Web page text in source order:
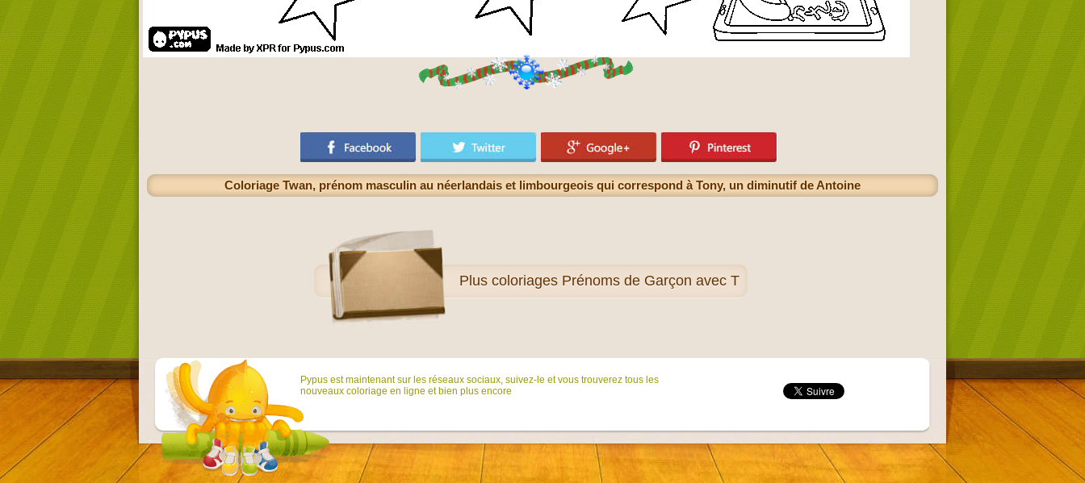
Coloriage Twan, prénom masculin au néerlandais et limbourgeois qui correspond à Tony, un diminutif de Antoine
Plus coloriages Prénoms de Garçon avec T
Pypus est maintenant sur ​​les réseaux sociaux, suivez-le et vous trouverez tous les
nouveaux coloriage en ligne et bien plus encore